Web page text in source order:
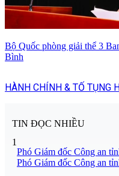
Bộ Quốc phòng giải thể 3
Bình
HÀNH CHÍNH & TỐ TỤNG
TIN ĐỌC NHIỀU
1
Phó Giám đốc Công an
Phó Giám đốc Công an